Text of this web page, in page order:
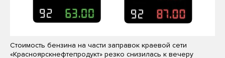
Стоимость бензина на части заправок краевой сети
«Красноярскнефтепродукт» резко снизилась к вечеру